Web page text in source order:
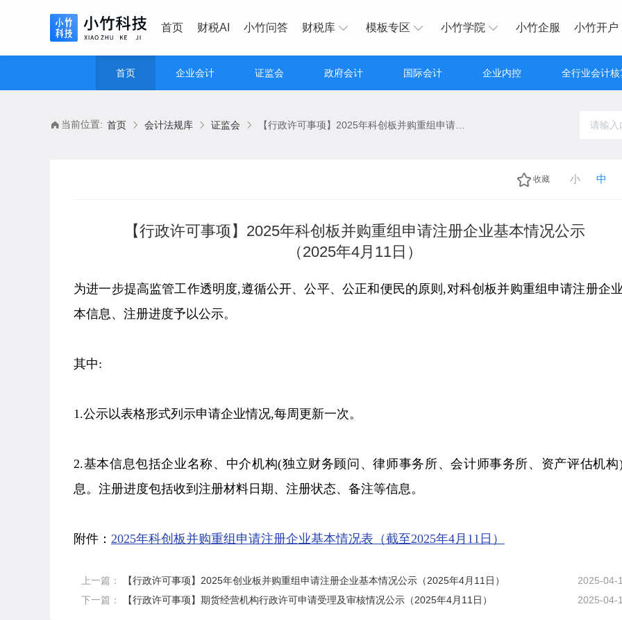
首页 财税AI 小竹问答 财税库 模板专区 小竹学院 小竹企服 小竹开户
首页 企业会计 证监会 政府会计 国际会计 企业内控 全行业会计核
当前位置: 首页 会计法规库 证监会
收藏 小 中
【行政许可事项】2025年科创板并购重组申请注册企业基本情况公示
（2025年4月11日）
为进一步提高监管工作透明度,遵循公开、公平、公正和便民的原则,对科创板并购重组申请注册企
本信息、注册进度予以公示。
其中:
1.公示以表格形式列示申请企业情况,每周更新一次。
2.基本信息包括企业名称、中介机构(独立财务顾问、律师事务所、会计师事务所、资产评估机构
息。注册进度包括收到注册材料日期、注册状态、备注等信息。
附件： 2025年科创板并购重组申请注册企业基本情况表（截至2025年4月11日）
上一篇： 【行政许可事项】2025年创业板并购重组申请注册企业基本情况公示（2025年4月11日）
2025-04-
下一篇：
【行政许可事项】期货经营机构行政许可申请受理及审核情况公示（2025年4月11日） 2025-04-